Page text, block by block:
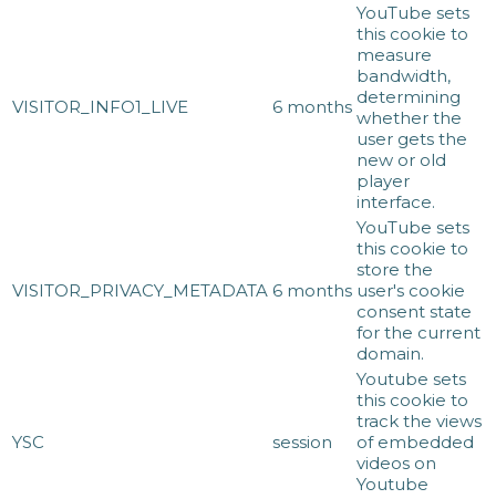
VISITOR_INFO1_LIVE 6 months
YouTube sets
this cookie to
measure
bandwidth,
determining
whether the
user gets the
new or old
player
interface.
VISITOR_PRIVACY_METADATA 6 months
YouTube sets
this cookie to
store the
user's cookie
consent state
for the current
domain.
YSC session
Youtube sets
this cookie to
track the views
of embedded
videos on
Youtube